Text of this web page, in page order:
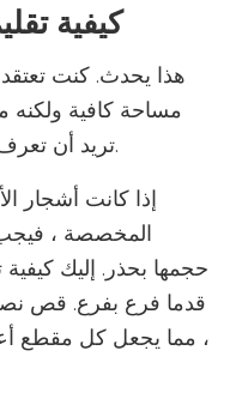
كيفية
هذا يحدث. كنت
مساحة كافية ولكنه
تريد أن تعرف كيف تقليم شجرة الأرز متضخمة.
إذا كانت أشجار
المخصصة ، فيجب
حجمها بحذر. إليك
قدما فرع بفرع. قص
، مما يجعل كل مقطع